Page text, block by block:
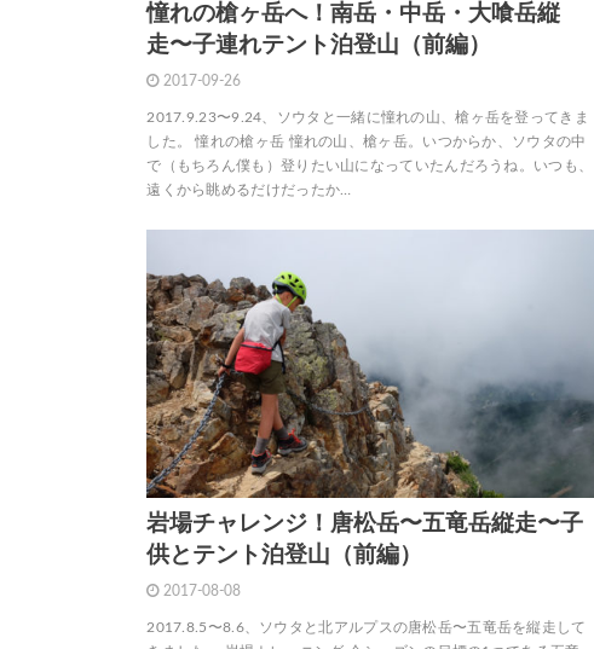
憧れの槍ヶ岳へ！南岳・中岳・大喰岳縦
走〜子連れテント泊登山（前編）
2017-09-26
2017.9.23〜9.24、ソウタと一緒に憧れの山、槍ヶ岳を登ってきま
した。 憧れの槍ヶ岳 憧れの山、槍ヶ岳。いつからか、ソウタの中
で（もちろん僕も）登りたい山になっていたんだろうね。いつも、
遠くから眺めるだけだったか…
岩場チャレンジ！唐松岳〜五竜岳縦走〜子
供とテント泊登山（前編）
2017-08-08
2017.8.5〜8.6、ソウタと北アルプスの唐松岳〜五竜岳を縦走して